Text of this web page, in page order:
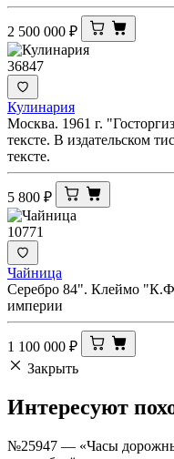
2 500 000 ₽
36847
Кулинария
Москва. 1961 г.
тексте. В издательском
тексте.
5 800 ₽
10771
Чайница
Серебро 84". Клеймо
империи
1 100 000 ₽
Закрыть
Интересуют
№25947 — «Часы